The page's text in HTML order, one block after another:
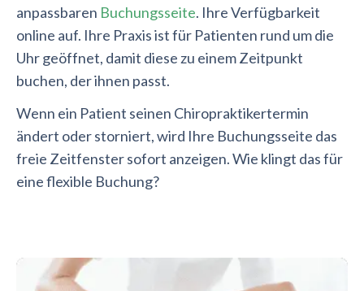
anpassbaren Buchungsseite. Ihre Verfügbarkeit
online auf. Ihre Praxis ist für Patienten rund um die
Uhr geöffnet, damit diese zu einem Zeitpunkt
buchen, der ihnen passt.
Wenn ein Patient seinen Chiropraktikertermin
ändert oder storniert, wird Ihre Buchungsseite das
freie Zeitfenster sofort anzeigen. Wie klingt das für
eine flexible Buchung?